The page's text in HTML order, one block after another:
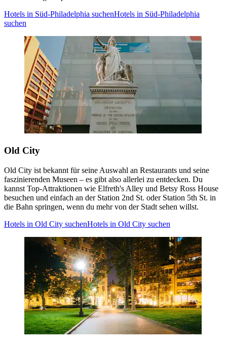
Hotels in Süd-Philadelphia suchenHotels in Süd-Philadelphia
suchen
Old City
Old City ist bekannt für seine Auswahl an Restaurants und seine
faszinierenden Museen – es gibt also allerlei zu entdecken. Du
kannst Top-Attraktionen wie Elfreth's Alley und Betsy Ross House
besuchen und einfach an der Station 2nd St. oder Station 5th St. in
die Bahn springen, wenn du mehr von der Stadt sehen willst.
Hotels in Old City suchenHotels in Old City suchen